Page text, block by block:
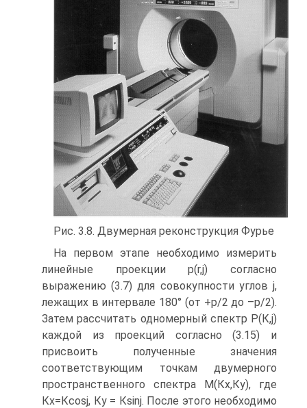
Рис. 3.8. Двумерная реконструкция Фурье
На первом этапе необходимо измерить
линейные проекции р(r,j) согласно
выражению (3.7) для совокупности углов j,
лежащих в интервале 180° (от +p/2 до –p/2).
Затем рассчитать одномерный спектр Р(К,j)
каждой из проекций согласно (3.15) и
присвоить полученные значения
соответствующим точкам двумерного
пространственного спектра М(Кх,Кy), где
Кх=Кcosj, Ку = Кsinj. После этого необходимо